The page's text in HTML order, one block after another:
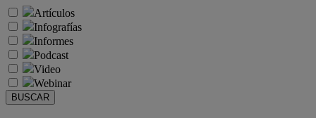
Artículos
Infografías
Informes
Podcast
Video
Webinar
BUSCAR